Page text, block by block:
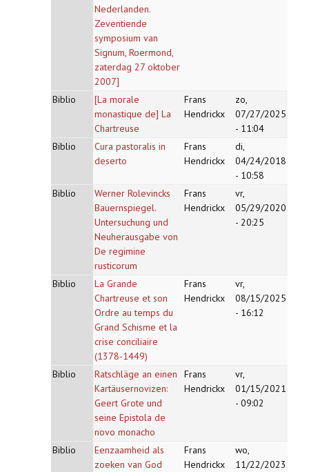
Nederlanden.
Zeventiende
symposium van
Signum, Roermond,
zaterdag 27 oktober
2007]
Biblio
[La morale
monastique de] La
Chartreuse
Frans
Hendrickx
zo,
07/27/2025
- 11:04
Biblio
Cura pastoralis in
deserto
Frans
Hendrickx
di,
04/24/2018
- 10:58
Biblio
Werner Rolevincks
Bauernspiegel.
Untersuchung und
Neuherausgabe von
De regimine
rusticorum
Frans
Hendrickx
vr,
05/29/2020
- 20:25
Biblio
La Grande
Chartreuse et son
Ordre au temps du
Grand Schisme et la
crise conciliaire
(1378-1449)
Frans
Hendrickx
vr,
08/15/2025
- 16:12
Biblio
Ratschläge an einen
Kartäusernovizen:
Geert Grote und
seine Epistola de
novo monacho
Frans
Hendrickx
vr,
01/15/2021
- 09:02
Biblio
Eenzaamheid als
zoeken van God
Frans
Hendrickx
wo,
11/22/2023